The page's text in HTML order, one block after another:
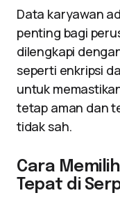
Data karyawan
penting bagi
dilengkapi
seperti enkripsi
untuk
tetap aman dan
tidak sah.
Cara
Tepat di